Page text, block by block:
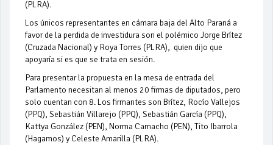
(PLRA).
Los únicos representantes en cámara baja del Alto Paraná a
favor de la perdida de investidura son el polémico Jorge Brítez
(Cruzada Nacional) y Roya Torres (PLRA), quien dijo que
apoyaría si es que se trata en sesión.
Para presentar la propuesta en la mesa de entrada del
Parlamento necesitan al menos 20 firmas de diputados, pero
solo cuentan con 8. Los firmantes son Brítez, Rocío Vallejos
(PPQ), Sebastián Villarejo (PPQ), Sebastián García (PPQ),
Kattya González (PEN), Norma Camacho (PEN), Tito Ibarrola
(Hagamos) y Celeste Amarilla (PLRA).